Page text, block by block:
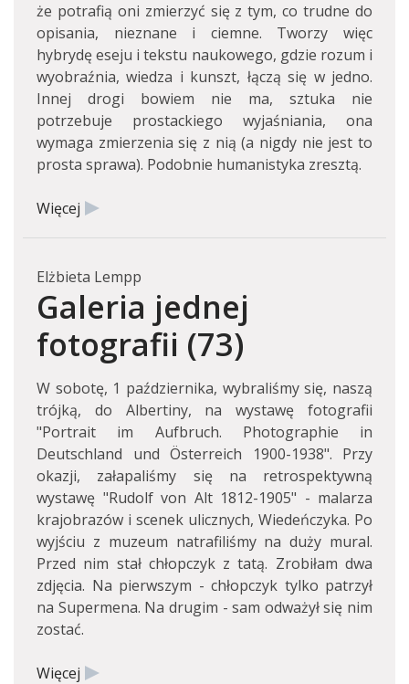
że potrafią oni zmierzyć się z tym, co trudne do
opisania, nieznane i ciemne. Tworzy więc
hybrydę eseju i tekstu naukowego, gdzie rozum i
wyobraźnia, wiedza i kunszt, łączą się w jedno.
Innej drogi bowiem nie ma, sztuka nie
potrzebuje prostackiego wyjaśniania, ona
wymaga zmierzenia się z nią (a nigdy nie jest to
prosta sprawa). Podobnie humanistyka zresztą.
Więcej
Elżbieta Lempp
Galeria jednej
fotografii (73)
W sobotę, 1 października, wybraliśmy się, naszą
trójką, do Albertiny, na wystawę fotografii
"Portrait im Aufbruch. Photographie in
Deutschland und Österreich 1900-1938". Przy
okazji, załapaliśmy się na retrospektywną
wystawę "Rudolf von Alt 1812-1905" - malarza
krajobrazów i scenek ulicznych, Wiedeńczyka. Po
wyjściu z muzeum natrafiliśmy na duży mural.
Przed nim stał chłopczyk z tatą. Zrobiłam dwa
zdjęcia. Na pierwszym - chłopczyk tylko patrzył
na Supermena. Na drugim - sam odważył się nim
zostać.
Więcej